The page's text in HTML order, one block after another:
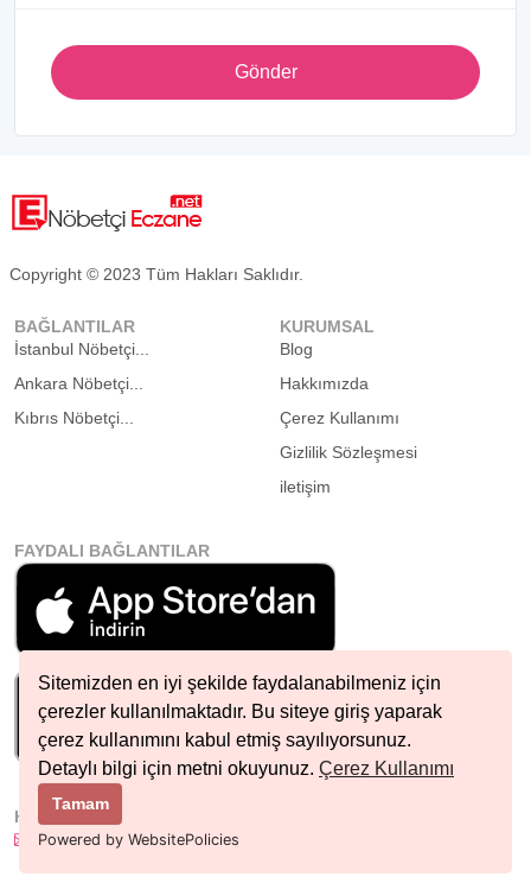
Sitemizden en iyi şekilde faydalanabilmeniz için
çerezler kullanılmaktadır. Bu siteye giriş yaparak
çerez kullanımını kabul etmiş sayılıyorsunuz.
Detaylı bilgi için metni okuyunuz. Çerez Kullanımı
Tamam
Powered by WebsitePolicies
Gönder
Copyright © 2023 Tüm Hakları Saklıdır.
BAĞLANTILAR
İstanbul Nöbetçi...
Ankara Nöbetçi...
Kıbrıs Nöbetçi...
KURUMSAL
Blog
Hakkımızda
Çerez Kullanımı
Gizlilik Sözleşmesi
iletişim
FAYDALI BAĞLANTILAR
HIZLI İLETIŞIM
info@nobetcieczane.net